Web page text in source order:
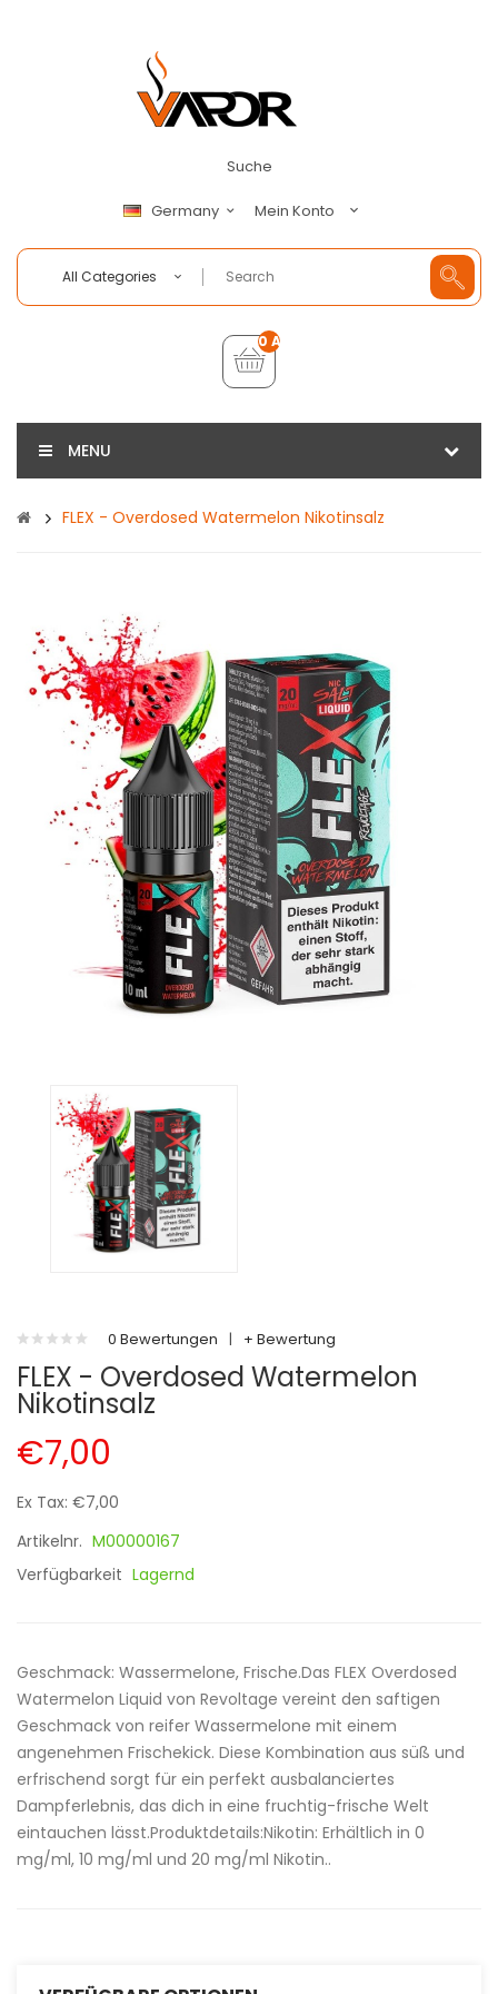
Suche
Germany Mein Konto
All Categories
0 Artikel - €0,00
MENU
FLEX - Overdosed Watermelon Nikotinsalz
0 Bewertungen | + Bewertung
FLEX - Overdosed Watermelon
Nikotinsalz
€7,00
Ex Tax: €7,00
Artikelnr. M00000167
Verfügbarkeit Lagernd
Geschmack: Wassermelone, Frische.Das FLEX Overdosed
Watermelon Liquid von Revoltage vereint den saftigen
Geschmack von reifer Wassermelone mit einem
angenehmen Frischekick. Diese Kombination aus süß und
erfrischend sorgt für ein perfekt ausbalanciertes
Dampferlebnis, das dich in eine fruchtig-frische Welt
eintauchen lässt.Produktdetails:Nikotin: Erhältlich in 0
mg/ml, 10 mg/ml und 20 mg/ml Nikotin..